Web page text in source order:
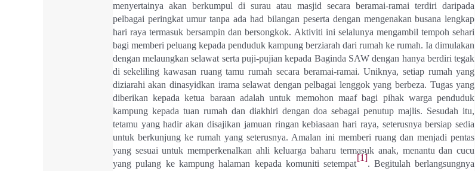
menyertainya akan berkumpul di surau atau masjid secara beramai-ramai terdiri daripada
pelbagai peringkat umur tanpa ada had bilangan peserta dengan mengenakan busana lengkap
hari raya termasuk bersampin dan bersongkok. Aktiviti ini selalunya mengambil tempoh sehari
bagi memberi peluang kepada penduduk kampung berziarah dari rumah ke rumah. Ia dimulakan
dengan melaungkan selawat serta puji-pujian kepada Baginda SAW dengan hanya berdiri tegak
di sekeliling kawasan ruang tamu rumah secara beramai-ramai. Uniknya, setiap rumah yang
diziarahi akan dinasyidkan irama selawat dengan pelbagai lenggok yang berbeza. Tugas yang
diberikan kepada ketua baraan adalah untuk memohon maaf bagi pihak warga penduduk
kampung kepada tuan rumah dan diakhiri dengan doa sebagai penutup majlis. Sesudah itu,
tetamu yang hadir akan disajikan jamuan ringan kebiasaan hari raya, seterusnya bersiap sedia
untuk berkunjung ke rumah yang seterusnya. Amalan ini memberi ruang dan menjadi pentas
yang sesuai untuk memperkenalkan ahli keluarga baharu termasuk anak, menantu dan cucu
yang pulang ke kampung halaman kepada komuniti setempat
[1]
. Begitulah berlangsungnya